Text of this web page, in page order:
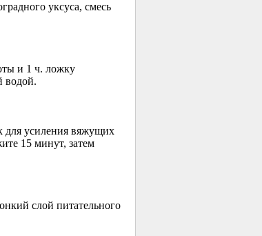
уксуса, смесь
и 1 ч. ложку
водой.
для усиления вяжущих
15 минут, затем
слой питательного